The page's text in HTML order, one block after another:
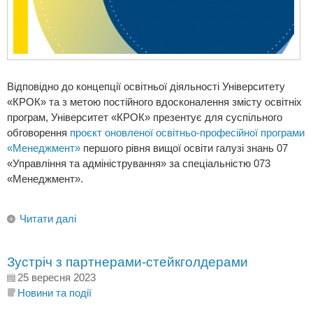
Відповідно до концепції освітньої діяльності Університету
«КРОК» та з метою постійного вдосконалення змісту освітніх
програм, Університет «КРОК» презентує для суспільного
обговорення проєкт оновленої освітньо-професійної програми
«Менеджмент» першого рівня вищої освіти галузі знань 07
«Управління та адміністрування» за спеціальністю 073
«Менеджмент».
Читати далі
Зустріч з партнерами-стейкголдерами
25 вересня 2023
Новини та події